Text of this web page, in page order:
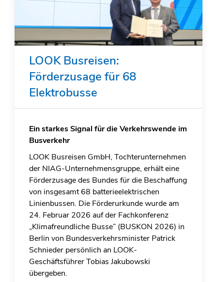
LOOK Busreisen:
Förderzusage für 68
Elektrobusse
Ein starkes Signal für die Verkehrswende im
Busverkehr
LOOK Busreisen GmbH, Tochterunternehmen
der NIAG-Unternehmensgruppe, erhält eine
Förderzusage des Bundes für die Beschaffung
von insgesamt 68 batterieelektrischen
Linienbussen. Die Förderurkunde wurde am
24. Februar 2026 auf der Fachkonferenz
„Klimafreundliche Busse” (BUSKON 2026) in
Berlin von Bundesverkehrsminister Patrick
Schnieder persönlich an LOOK-
Geschäftsführer Tobias Jakubowski
übergeben.